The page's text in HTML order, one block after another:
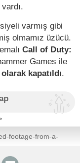
varmış gibi
olmamız üzücü.
Call of Duty:
Games ile
kapatıldı.
footage-from-a-
game-shows-low-